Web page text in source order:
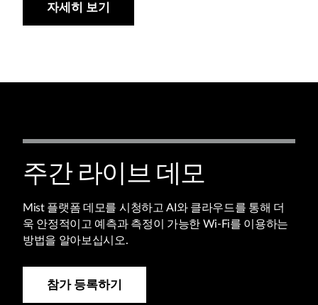
자세히 보기
주간 라이브 데모
Mist 플랫폼 데모를 시청하고 AI와 클라우드를 통해 더
욱 안정적이고 예측과 측정이 가능한 Wi-Fi를 이용하는
방법을 알아보십시오.
참가 등록하기